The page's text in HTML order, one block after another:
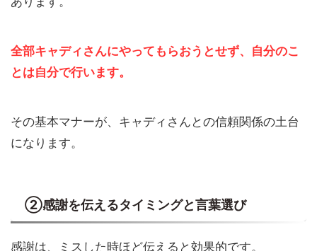
全部キャディさんにやってもらおうとせず、自分のこ
とは自分で行います。
その基本マナーが、キャディさんとの信頼関係の土台
になります。
②感謝を伝えるタイミングと言葉選び
感謝は、ミスした時ほど伝えると効果的です。